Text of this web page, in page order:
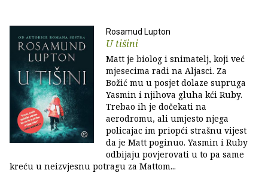
Rosamud Lupton
U tišini
Matt je biolog i snimatelj, koji već
mjesecima radi na Aljasci. Za
Božić mu u posjet dolaze supruga
Yasmin i njihova gluha kći Ruby.
Trebao ih je dočekati na
aerodromu, ali umjesto njega
policajac im priopći strašnu vijest
da je Matt poginuo. Yasmin i Ruby
odbijaju povjerovati u to pa same
kreću u neizvjesnu potragu za Mattom...